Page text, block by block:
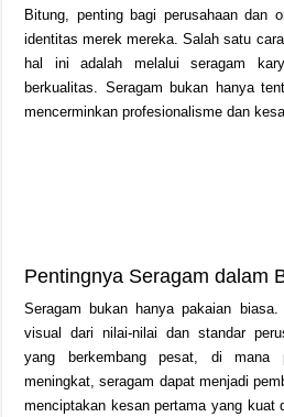
Bitung, penting bagi perusahaan dan
identitas merek mereka. Salah satu
hal ini adalah melalui seragam
berkualitas. Seragam bukan hanya
mencerminkan profesionalisme dan
Pentingnya Seragam dalam
Seragam bukan hanya pakaian
visual dari nilai-nilai dan standar
yang berkembang pesat, di mana
meningkat, seragam dapat menjadi
menciptakan kesan pertama yang kuat